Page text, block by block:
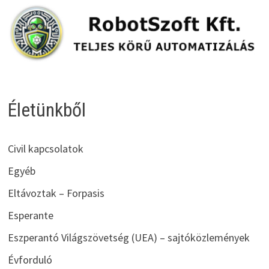
Életünkből
Civil kapcsolatok
Egyéb
Eltávoztak – Forpasis
Esperante
Eszperantó Világszövetség (UEA) – sajtóközlemények
Évforduló